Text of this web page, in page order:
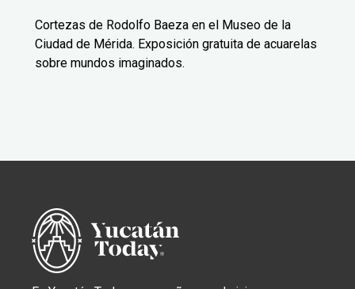
Cortezas de Rodolfo Baeza en el Museo de la
Ciudad de Mérida. Exposición gratuita de acuarelas
sobre mundos imaginados.